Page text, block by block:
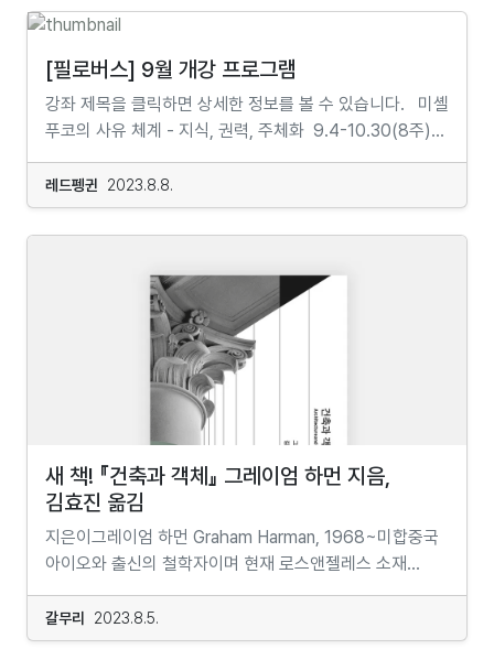
서울국제사랑영화제와 10월 말 24회 가치봄영화제에서
다큐멘터리 미학』(2016), 『대화체 음성 시스템을 위한
효과적인 DB 구축』(2002)이 있으며 다수의 학제적인
융복합적 학술논문을 썼다. 구입처 온라인서점 /
전국대형서점 알라딘 교보문고 YES24 인터파크
그날이오면 풀무질 더북소사이어티
메일링 신청하기 https://bit.ly/3GtPbQm...
필로버스(www.philoverse.com)와 함께 인문사회 분야
한상원교수 #프랑크푸르트학파 #비판이론 #계몽의변증법
#독일철학 #서양철학 #인문학 #현대철학 #아도르노 #
호르크하이머 #벤야민 #칸트 #이성비판 #
마르크스주의지식인 #철학고전 #철학입문 #철학개론서 #
철학개론 #에디스코[지은이 소개]한상원서울시립대학교
철학과에서 마르크스의 물신주의와 이데올로기 개념
연구로 석사 학위를, 독일 베를린 훔볼트 대학교에서
『앙겔루스 노부스의 시선: 아우구스티누스, 맑스, 벤야민.
역사철학과 세속화에 관한 성찰』이 있으며, 역서로
『공동체의 이론들』(공역), 『아도르노, 사유의 모티브들』,
『역사와 자유의식: 헤겔과 맑스의 자유의 변증법』이 있다.
『현대 정치철학의 네 가지 흐름』, 『근대 사회정치철학의
테제들』, 『아도르노와의 만남』, 『왜 지금 다시
마르크스인가』, 『팬데믹 이후의 시민권을 상상하다』 등
여러 책을 공저했다. 현대사회 · 정치철학의 여러 주제들을
연구하고 있으며, 현재 충북대학교 철학과에 재직 중이다....
가지만 바쁜 마음에 제대로 쉬지 못하는 경우가 많습니다.
해소되지 않은.. 혹은 알 수 없는 무언가가 여전히 우리와
함께 있을 수도 있습니다. 그것은 육체적, 심리적 긴장일
수도 있고, 반복되는 상황 속에서의 반복되는 반응일 수도
있고, 관계일 수도 있고.. 각종 스트레스 등 수 많은 것들이
또한 주기적으로 컴퓨터를 리셋하기도 합니다. 주기적으로
그런데 우리의 몸과 마음은 어떨까요? 마찬가지입니다.
우리의 몸과 마음도 주기적인 대청소가 필요합니다. 그리고
이 대청소는 아쉽게도 단순히 휴가를 떠나는 것으로
채워지지 않습니다. 왜냐면, 우리는 생각보다 복잡한
존재이기 때문입니다. 그래서 <조화로운 성장 연구소>에서
"소마 힐링 데이"를 준비했습니다. 소마란, 우리의 몸과
마음을 표현하기도 하며, 내가 I 지금, 여기 HERE AND
NOW 에서 내면으로부터 FROM WITHIN 경험하는,
우주의 신비를 간직한 살아있는'생명으로서의 몸'을
뜻합니다. 우리가 그저 단순히 쉽게 여기고 있는 몸과는
사뭇 다른 표현입니다. 보다 유기적이고 보다 전체적이고
보다 경험적이고 보다 신비롭습니다. 우리와 늘 함께 하는
가장 가까운 이 '소마 SOMA'를 위한, <소마 힐링 데이
SOMA HEALING DAY> 에 여러분을 초대합니다. 각
분야의 전문가들이 모여 우리의 몸과 마음으로 부담없이
[필로버스] 9월 개강 프로그램
강좌 제목을 클릭하면 상세한 정보를 볼 수 있습니다. 미셸
푸코의 사유 체계 - 지식, 권력, 주체화 9.4-10.30(8주)
월요일 19:30-21:30 | 강사 박민철·오규진·
권기현문학이론 입문 9.5-10.24(7주) 화요일 19:30-
22:00 | 강사 임태훈·전혜진·신현아·안혜연·임세화·장수희·
최은혜 들뢰즈『프루스트와 기호들』 읽기 2 9.6-
독해 연습 9.7-11.2(8주) 목요일 19:30-22:00 | 강사
오규진 코젤렉의 개념사 사전 ‘역사’ 읽기 9.7-11.2(8주)
목요일 19:00-21:00 | 코디 이민기 루만 『공식 조직의
기능과 결과』강독 9.8-11.3(8주) 금요일 19:00~21:30 |
강사 이철필로버스 (philoverse.com)...
레드펭귄 2023.8.8.
새 책! 『건축과 객체』 그레이엄 하먼 지음,
김효진 옮김
지은이그레이엄 하먼 Graham Harman, 1968~미합중국
아이오와 출신의 철학자이며 현재 로스앤젤레스 소재
남가주 건축대학교(SCI-Arc) 철학 특임교수로 재직
중이다. 1999년에 시카고의 드폴대학교에서 철학
박사학위를 취득한 후에 2000년부터 최근까지 카이로
갈무리 2023.8.5.